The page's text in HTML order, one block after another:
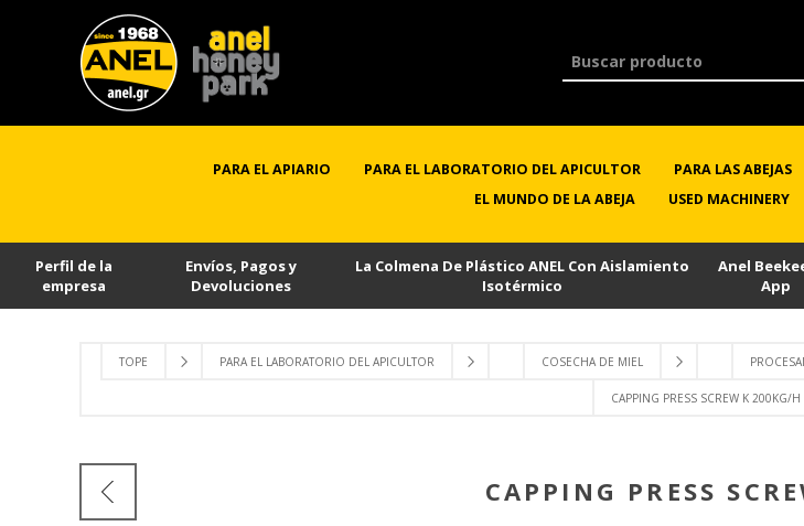
PARA EL APIARIO PARA EL LABORATORIO DEL APICULTOR PARA LAS ABEJAS
EL MUNDO DE LA ABEJA
USED MACHINERY
Perfil de la
empresa
Envíos, Pagos y
Devoluciones
La Colmena De Plástico ANEL Con Aislamiento
Isotérmico
Anel
App
TOPE PARA EL LABORATORIO DEL APICULTOR COSECHA DE MIEL
CAPPING PRESS SCREW K 200KG/H
CAPPING PRESS